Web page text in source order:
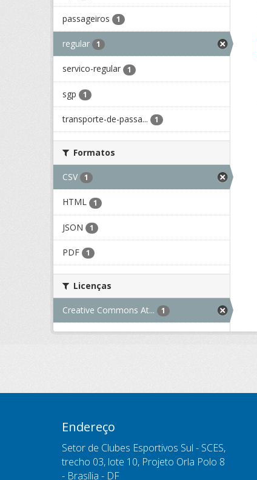
passageiros 1
regular 1
servico-regular 1
sgp 1
transporte-de-passa... 1
Formatos
CSV 1
HTML 1
JSON 1
PDF 1
Licenças
Creative Commons At... 1
Endereço
Setor de Clubes Esportivos Sul - SCES,
trecho 03, lote 10, Projeto Orla Polo 8
- Brasília - DF